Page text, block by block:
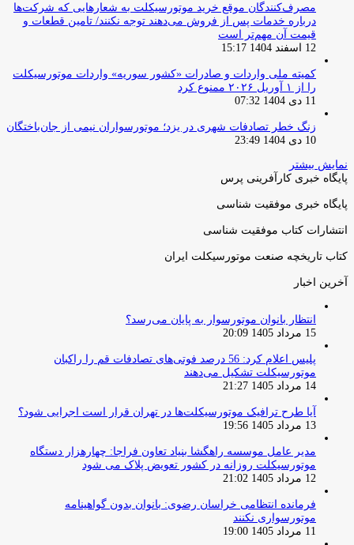
مصرف‌کنندگان موقع خرید موتورسیکلت به شعارهایی که شرکت‌ها
درباره خدمات پس از فروش می‌دهند توجه نکنند/ تامین قطعات و
قیمت آن مهم‌تر است
12 اسفند 1404 15:17
کمیته ملی واردات و صادرات «کشور سوریه» واردات موتورسیکلت
را از ۱ آوریل ۲۰۲۶ ممنوع کرد
11 دی 1404 07:32
زنگ خطر تصادفات شهری در یزد؛ موتورسواران نیمی از جان‌باختگان
10 دی 1404 23:49
نمایش بیشتر
پایگاه خبری کارآفرینی پرس
پایگاه خبری موفقیت شناسی
انتشارات کتاب موفقیت شناسی
کتاب تاریخچه صنعت موتورسیکلت ایران
آخرین اخبار
انتظار بانوان موتورسوار به پایان می‌رسد؟
15 مرداد 1405 20:09
پلیس اعلام کرد: 56 درصد فوتی‌های تصادفات قم را راکبان
موتورسیکلت تشکیل می‌دهند
14 مرداد 1405 21:27
آیا طرح ترافیک موتورسیکلت‌ها در تهران قرار است اجرایی شود؟
13 مرداد 1405 19:56
مدیر عامل موسسه راهگشا بنیاد تعاون فراجا: چهارهزار دستگاه
موتورسیکلت روزانه در کشور تعویض پلاک می شود
12 مرداد 1405 21:02
فرمانده انتظامی خراسان رضوی: بانوان بدون گواهینامه
موتورسواری نکنند
11 مرداد 1405 19:00